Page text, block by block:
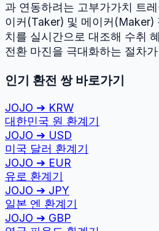
과 연동하려는 고부가가치 트
이커(Taker) 및 메이커(Maker)
치를 실시간으로 대조해 수취
전환 마진을 극대화하는 절차
인기 환전 쌍 바로가기
JOJO ➔ KRW
대한민국 원 환계기
JOJO ➔ USD
미국 달러 환계기
JOJO ➔ EUR
유로 환계기
JOJO ➔ JPY
일본 엔 환계기
JOJO ➔ GBP